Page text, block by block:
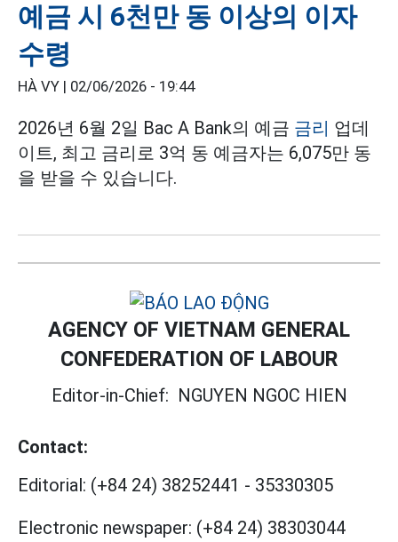
예금 시 6천만 동 이상의 이자
수령
HÀ VY | 02/06/2026 - 19:44
2026년 6월 2일 Bac A Bank의 예금 금리 업데
이트, 최고 금리로 3억 동 예금자는 6,075만 동
을 받을 수 있습니다.
AGENCY OF VIETNAM GENERAL
CONFEDERATION OF LABOUR
Editor-in-Chief: NGUYEN NGOC HIEN
Contact:
Editorial: (+84 24) 38252441 - 35330305
Electronic newspaper: (+84 24) 38303044